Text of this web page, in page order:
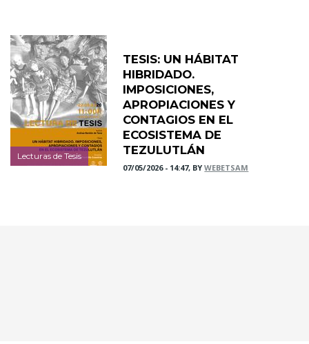
Lecturas de Tesis
TESIS: UN HÁBITAT
HIBRIDADO.
IMPOSICIONES,
APROPIACIONES Y
CONTAGIOS EN EL
ECOSISTEMA DE
TEZULUTLÁN
07/05/2026 - 14:47, BYWEBETSAM